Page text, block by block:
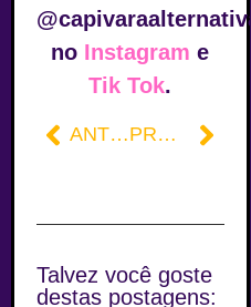
@capivaraalternativa
no Instagram e
Tik Tok.
ANTERIOR PRÓXIMO
Talvez você goste
destas postagens: